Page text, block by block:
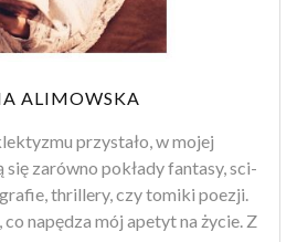
ALIMOWSKA
przystało, w mojej
zarówno pokłady fantasy, sci-
thrillery, czy tomiki poezji.
napędza mój apetyt na życie. Z